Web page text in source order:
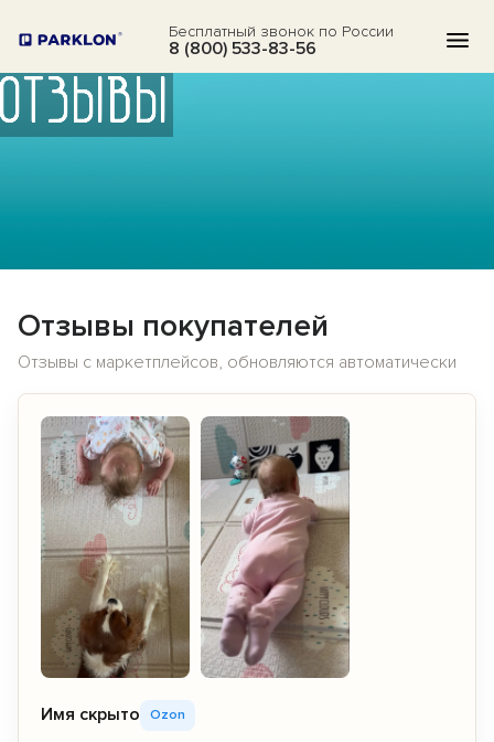
8 (800) 533-83-56
Бесплатный звонок по России
ВОПРОСЫ
О НАС
ОТЗЫВЫ
КОНТАКТЫ
ОТЗЫВЫ
Отзывы покупателей
Отзывы с маркетплейсов, обновляются автоматически
Имя скрыто Ozon